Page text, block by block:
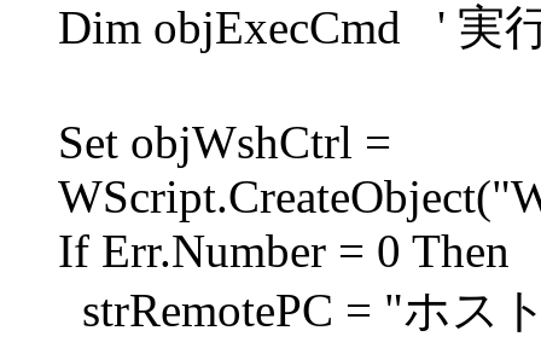
Dim objExecCmd ' 実
Set objWshCtrl =
If Err.Number = 0 Then
strRemotePC = "ホス